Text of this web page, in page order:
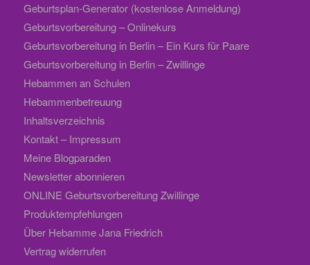
Geburtsplan-Generator (kostenlose Anmeldung)
Geburtsvorbereitung – Onlinekurs
Geburtsvorbereitung in Berlin – Ein Kurs für Paare
Geburtsvorbereitung in Berlin – Zwillinge
Hebammen an Schulen
Hebammenbetreuung
Inhaltsverzeichnis
Kontakt – Impressum
Meine Blogparaden
Newsletter abonnieren
ONLINE Geburtsvorbereitung Zwillinge
Produktempfehlungen
Über Hebamme Jana Friedrich
Vertrag widerrufen